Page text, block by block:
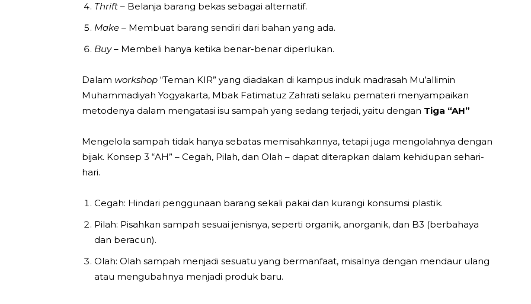
Thrift – Belanja barang bekas sebagai alternatif.
Make – Membuat barang sendiri dari bahan yang ada.
Buy– Membeli hanya ketika benar-benar diperlukan.
Dalam workshop “Teman KIR” yang diadakan di kampus induk madrasah Mu’allimin
Muhammadiyah Yogyakarta, Mbak Fatimatuz Zahrati selaku pemateri menyampaikan
metodenya dalam mengatasi isu sampah yang sedang terjadi, yaitu dengan Tiga “AH”
Mengelola sampah tidak hanya sebatas memisahkannya, tetapi juga mengolahnya dengan
bijak. Konsep 3 “AH” – Cegah, Pilah, dan Olah – dapat diterapkan dalam kehidupan sehari-
hari.
Cegah: Hindari penggunaan barang sekali pakai dan kurangi konsumsi plastik.
Pilah: Pisahkan sampah sesuai jenisnya, seperti organik, anorganik, dan B3 (berbahaya
dan beracun).
Olah: Olah sampah menjadi sesuatu yang bermanfaat, misalnya dengan mendaur ulang
atau mengubahnya menjadi produk baru.